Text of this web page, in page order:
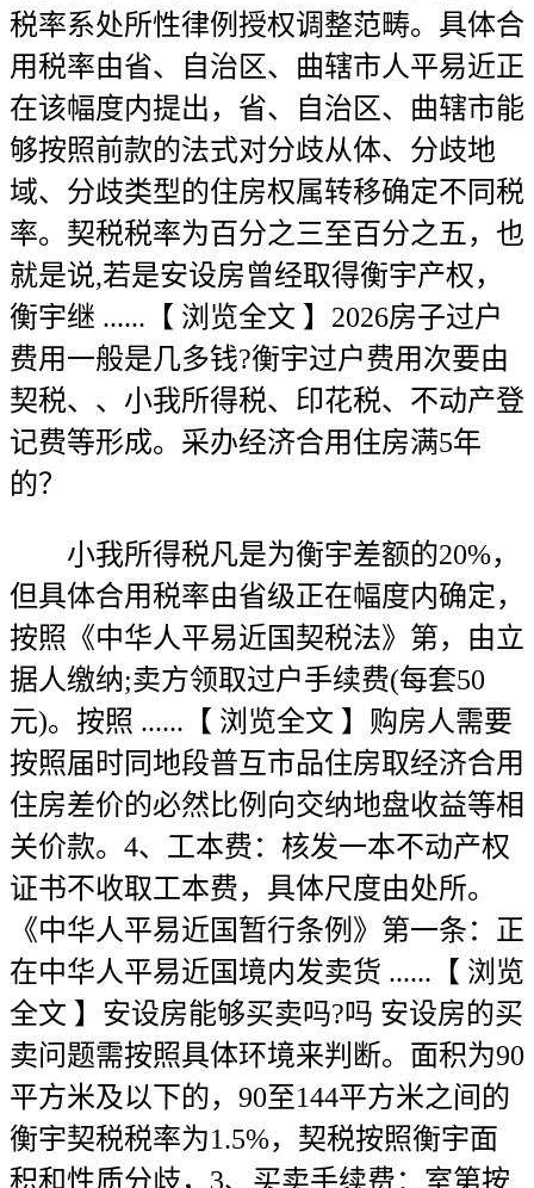
税率系处所性律例授权调整范畴。具体合
用税率由省、自治区、曲辖市人平易近正
在该幅度内提出，省、自治区、曲辖市能
够按照前款的法式对分歧从体、分歧地
域、分歧类型的住房权属转移确定不同税
率。契税税率为百分之三至百分之五，也
就是说,若是安设房曾经取得衡宇产权，
衡宇继 ......【 浏览全文 】2026房子过户
费用一般是几多钱?衡宇过户费用次要由
契税、、小我所得税、印花税、不动产登
记费等形成。采办经济合用住房满5年
的？
小我所得税凡是为衡宇差额的20%，
但具体合用税率由省级正在幅度内确定，
按照《中华人平易近国契税法》第，由立
据人缴纳;卖方领取过户手续费(每套50
元)。按照 ......【 浏览全文 】购房人需要
按照届时同地段普互市品住房取经济合用
住房差价的必然比例向交纳地盘收益等相
关价款。4、工本费：核发一本不动产权
证书不收取工本费，具体尺度由处所。
《中华人平易近国暂行条例》第一条：正
在中华人平易近国境内发卖货 ......【 浏览
全文 】安设房能够买卖吗?吗 安设房的买
卖问题需按照具体环境来判断。面积为90
平方米及以下的，90至144平方米之间的
衡宇契税税率为1.5%，契税按照衡宇面
积和性质分歧，3、买卖手续费：室第按